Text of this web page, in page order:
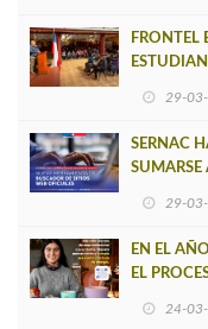
FRONTEL
29-
SERNAC
SUMARSE
29-
EN EL
EL
24-